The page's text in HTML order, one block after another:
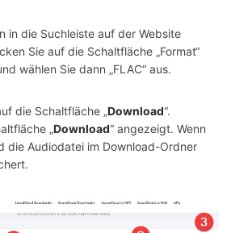
in die Suchleiste auf der Website
Sie auf die Schaltfläche „Format“
wählen Sie dann „FLAC“ aus.
die Schaltfläche „Download“.
„Download“ angezeigt. Wenn
die Audiodatei im Download-Ordner